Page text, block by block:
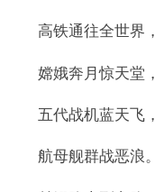
高铁通往全世界，
嫦娥奔月惊天堂，
五代战机蓝天飞，
航母舰群战恶浪。